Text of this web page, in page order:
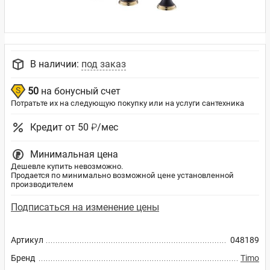
Артикул
048189
Бренд
Timo
В наличии: под заказ
50 на бонусный счет
Потратьте их на следующую покупку или на услуги сантехника
Кредит от 50 ₽/мес
Минимальная цена
Дешевле купить невозможно.
Продается по минимально возможной цене установленной
производителем
Подписаться на изменение цены